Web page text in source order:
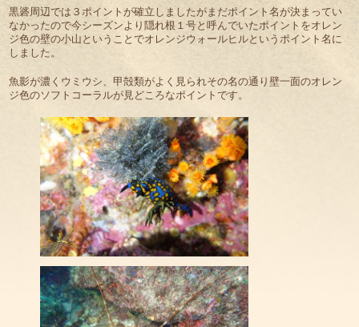
黒碆周辺では３ポイントが確立しましたがまだポイント名が決まってい
なかったので今シーズンより隠れ根１号と呼んでいたポイントをオレン
ジ色の壁の小山ということでオレンジウォールヒルというポイント名に
しました。
魚影が濃くウミウシ、甲殻類がよく見られその名の通り壁一面のオレン
ジ色のソフトコーラルが見どころなポイントです。